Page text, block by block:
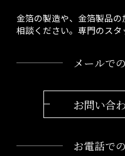
金箔の製造や、金箔製品
相談ください。専門のスタ
メールで
お問い合
お電話で